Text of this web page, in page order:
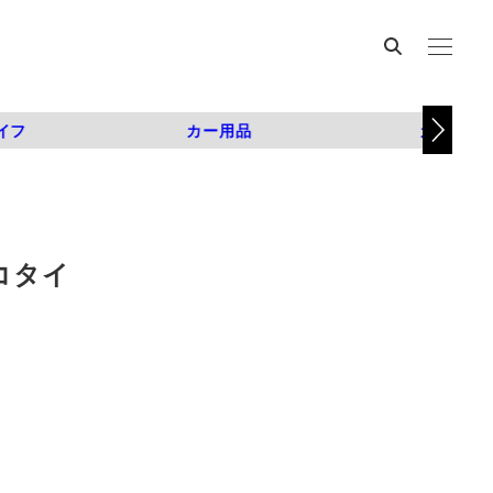
フ カー用品 カスタム
タイ